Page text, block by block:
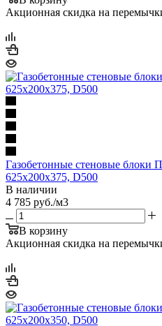
Акционная скидка на
Газобетонные стеновые блоки
625х200х375, D500
В наличии
4 785 руб./м3
В корзину
Акционная скидка на